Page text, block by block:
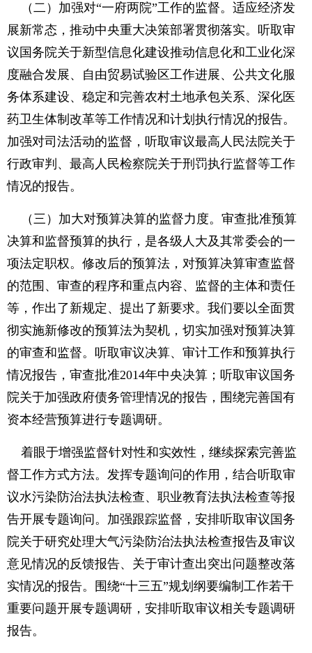
（二）加强对“一府两院”工作的监督。适应经济发
展新常态，推动中央重大决策部署贯彻落实。听取审
议国务院关于新型信息化建设推动信息化和工业化深
度融合发展、自由贸易试验区工作进展、公共文化服
务体系建设、稳定和完善农村土地承包关系、深化医
药卫生体制改革等工作情况和计划执行情况的报告。
加强对司法活动的监督，听取审议最高人民法院关于
行政审判、最高人民检察院关于刑罚执行监督等工作
情况的报告。
（三）加大对预算决算的监督力度。审查批准预算
决算和监督预算的执行，是各级人大及其常委会的一
项法定职权。修改后的预算法，对预算决算审查监督
的范围、审查的程序和重点内容、监督的主体和责任
等，作出了新规定、提出了新要求。我们要以全面贯
彻实施新修改的预算法为契机，切实加强对预算决算
的审查和监督。听取审议决算、审计工作和预算执行
情况报告，审查批准2014年中央决算；听取审议国务
院关于加强政府债务管理情况的报告，围绕完善国有
资本经营预算进行专题调研。
着眼于增强监督针对性和实效性，继续探索完善监
督工作方式方法。发挥专题询问的作用，结合听取审
议水污染防治法执法检查、职业教育法执法检查等报
告开展专题询问。加强跟踪监督，安排听取审议国务
院关于研究处理大气污染防治法执法检查报告及审议
意见情况的反馈报告、关于审计查出突出问题整改落
实情况的报告。围绕“十三五”规划纲要编制工作若干
重要问题开展专题调研，安排听取审议相关专题调研
报告。